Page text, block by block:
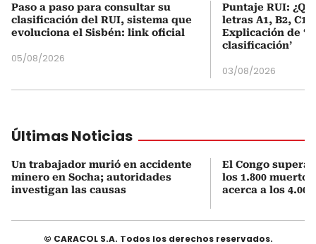
Paso a paso para consultar su
clasificación del RUI, sistema que
evoluciona el Sisbén: link oficial
05/08/2026
Puntaje RUI:
letras A1, B2, C1
Explicación de
clasificación’
03/08/2026
Últimas Noticias
Un trabajador murió en accidente
minero en Socha; autoridades
investigan las causas
El Congo supera
los 1.800
acerca a los
© CARACOL S.A. Todos los derechos reservados.